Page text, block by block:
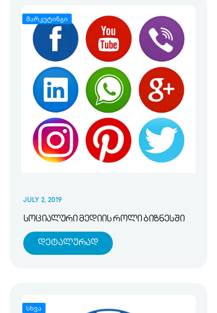
მარკეტინგი
JULY 2, 2019
სოციალური მედიის როლი ბიზნესში
Დეტალურად
სხვა